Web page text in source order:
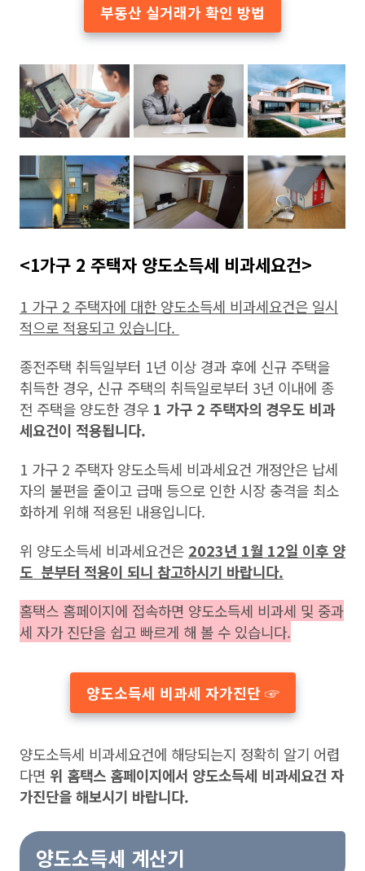
부동산 실거래가 확인 방법
<1가구 2 주택자 양도소득세 비과세요건>
1 가구 2 주택자에 대한 양도소득세 비과세요건은 일시
적으로 적용되고 있습니다.
종전주택 취득일부터 1년 이상 경과 후에 신규 주택을
취득한 경우, 신규 주택의 취득일로부터 3년 이내에 종
전 주택을 양도한 경우 1 가구 2 주택자의 경우도 비과
세요건이 적용됩니다.
1 가구 2 주택자 양도소득세 비과세요건 개정안은 납세
자의 불편을 줄이고 급매 등으로 인한 시장 충격을 최소
화하게 위해 적용된 내용입니다.
위 양도소득세 비과세요건은 2023년 1월 12일 이후 양
도 분부터 적용이 되니 참고하시기 바랍니다.
홈택스 홈페이지에 접속하면 양도소득세 비과세 및 중과
세 자가 진단을 쉽고 빠르게 해 볼 수 있습니다.
양도소득세 비과세 자가진단 ☞
양도소득세 비과세요건에 해당되는지 정확히 알기 어렵
다면 위 홈택스 홈페이지에서 양도소득세 비과세요건 자
가진단을 해보시기 바랍니다.
양도소득세 계산기